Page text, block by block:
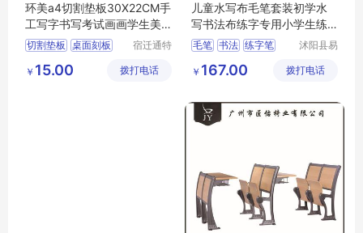
环美a4切割垫板30X22CM手
工写字书写考试画画学生美
工美术绘画模
切割垫板 桌面刻板
学生美工板
宿迁通特
有限公司
￥ 15.00 拨打电话
儿童水写布毛笔套装初学水
写书法布练字专用小学生练
毛笔字水洗布
毛笔 书法 练字笔
沭阳县易
子商务有
￥ 167.00 拨打电话